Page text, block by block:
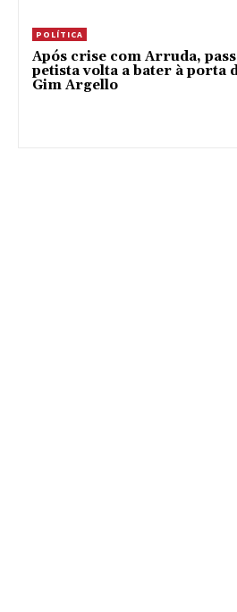
POLÍTICA
Após crise com Arruda,
petista volta a bater à porta
Gim Argello